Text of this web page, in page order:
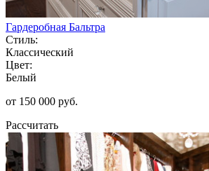
Гардеробная Бальтра
Стиль:
Классический
Цвет:
Белый
от 150 000 руб.
Рассчитать